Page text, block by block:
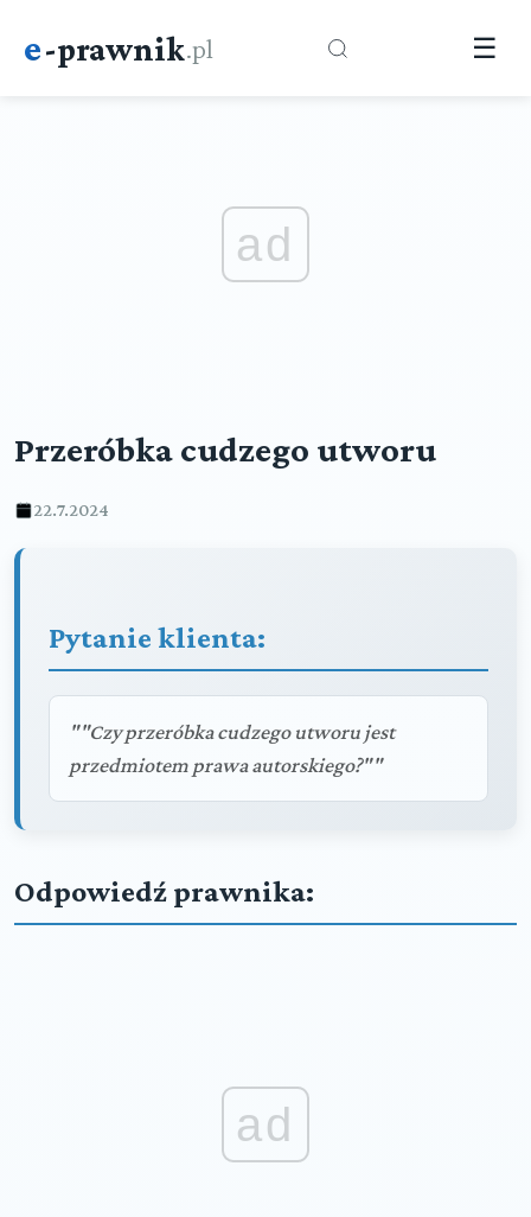
e-prawnik.pl ☰
ad
Przeróbka cudzego utworu
22.7.2024
Pytanie klienta:
""Czy przeróbka cudzego utworu jest
przedmiotem prawa autorskiego?""
Odpowiedź prawnika:
ad